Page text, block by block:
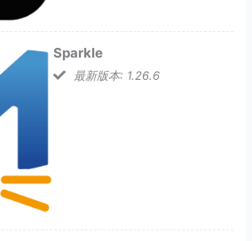
Sparkle
最新版本: 1.26.6